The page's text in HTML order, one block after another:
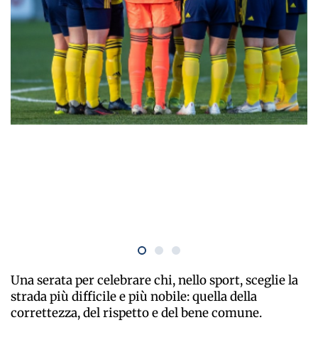
Una serata per celebrare chi, nello sport, sceglie la
strada più difficile e più nobile: quella della
correttezza, del rispetto e del bene comune.